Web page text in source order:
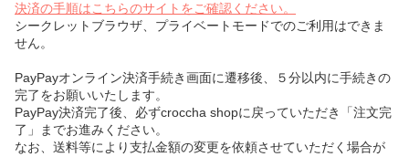
決済の手順はこちらのサイトをご確認ください。
シークレットブラウザ、プライベートモードでのご利用はできま
せん。
PayPayオンライン決済手続き画面に遷移後、５分以内に手続きの
完了をお願いいたします。
PayPay決済完了後、必ずcroccha shopに戻っていただき「注文完
了」までお進みください。
なお、送料等により支払金額の変更を依頼させていただく場合が